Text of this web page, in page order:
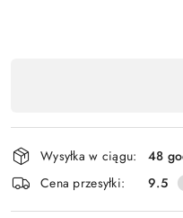
płatność
i
dostawa
Wysyłka w ciągu:
48
Cena przesyłki:
9.5